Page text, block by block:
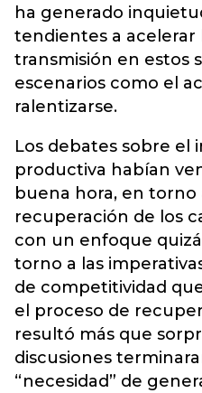
ha generado
tendientes a acelerar
transmisión en estos
escenarios como el
ralentizarse.
Los debates sobre el
productiva habían
buena hora, en torno
recuperación de los
con un enfoque
torno a las
de competitividad
el proceso de
resultó más que
discusiones
“necesidad” de